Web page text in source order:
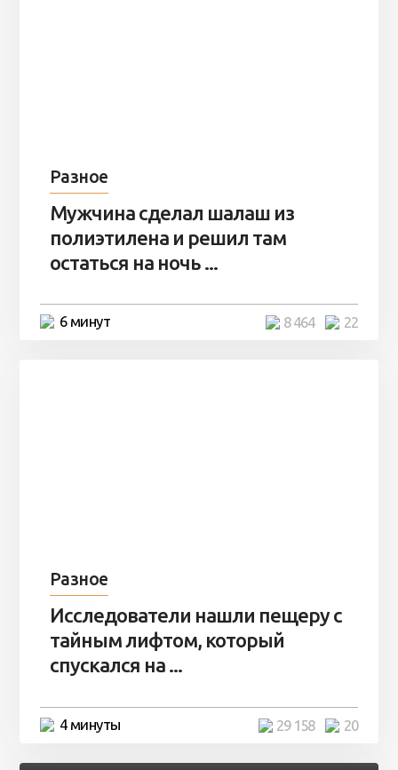
Разное
Мужчина сделал шалаш из
полиэтилена и решил там
остаться на ночь ...
6 минут 22
8 464
Разное
Исследователи нашли пещеру с
тайным лифтом, который
спускался на ...
4 минуты 20
29 158